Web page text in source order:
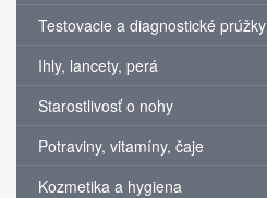
Testovacie a diagnostické prúžky
Ihly, lancety, perá
Starostlivosť o nohy
Potraviny, vitamíny, čaje
Kozmetika a hygiena